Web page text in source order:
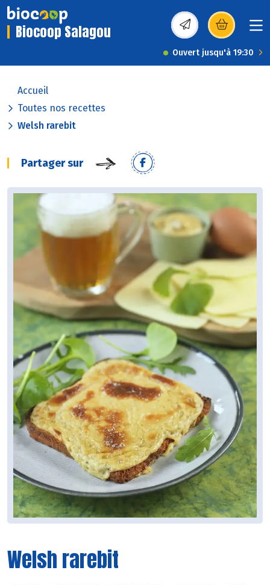
Biocoop Salagou (s’ouvre dans une
Ouvert jusqu'à 19:30
Accueil
Toutes nos recettes
Welsh rarebit
Partager sur
Welsh rarebit